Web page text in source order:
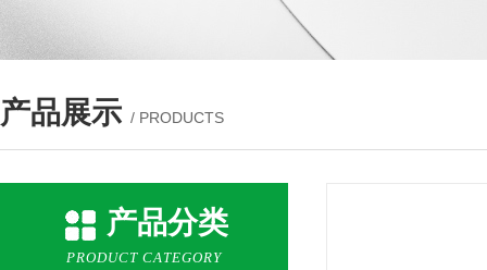
产品展示 / PRODUCTS
产品分类
PRODUCT CATEGORY